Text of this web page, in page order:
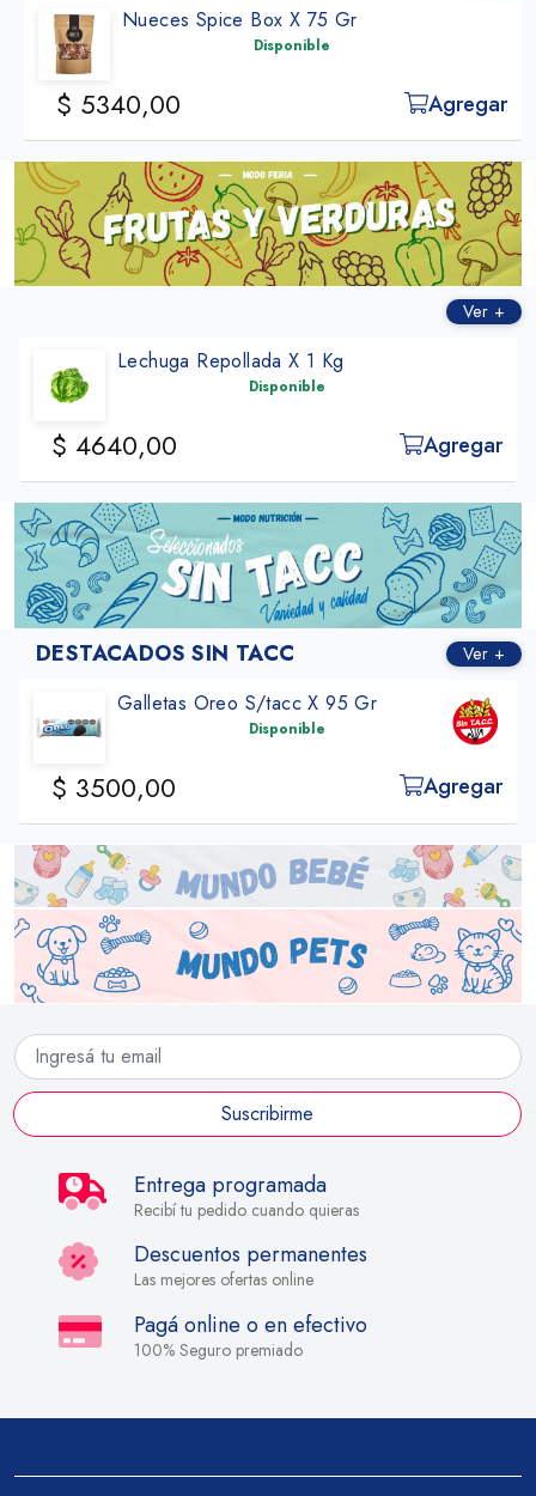
Nueces Spice Box X 75 Gr
Disponible
$ 5340,00 Agregar
Ver +
Lechuga Repollada X 1 Kg
Disponible
$ 4640,00 Agregar
DESTACADOS SIN TACC Ver +
Galletas Oreo S/tacc X 95 Gr
Disponible
$ 3500,00 Agregar
Suscribirme
Entrega programada
Recibí tu pedido cuando quieras
Descuentos permanentes
Las mejores ofertas online
Pagá online o en efectivo
100% Seguro premiado